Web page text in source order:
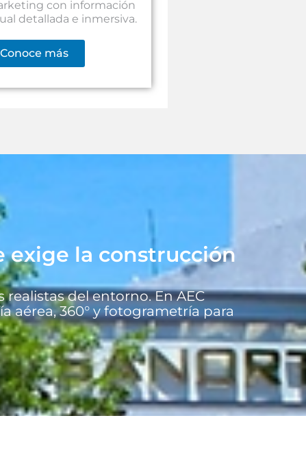
con información
detallada e inmersiva.
Conoce más
exige la construcción
del entorno. En AEC
aérea, 360° y fotogrametría para